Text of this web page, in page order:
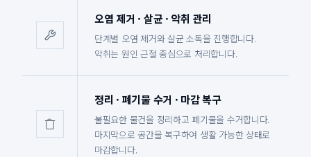
오염 제거 · 살균 · 악취 관리
단계별 오염 제거와 살균 소독을 진행합니다.
악취는 원인 근절 중심으로 처리합니다.
정리 · 폐기물 수거 · 마감 복구
불필요한 물건을 정리하고 폐기물을 수거합니다.
마지막으로 공간을 복구하여 생활 가능한 상태로
마감합니다.